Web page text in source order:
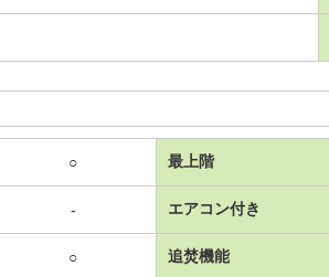
○ 最上階
- エアコン付き
○ 追焚機能